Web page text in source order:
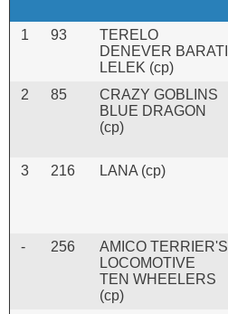
1 93
TERELO
DENEVER BARATI
LELEK (cp)
2 85
CRAZY GOBLINS
BLUE DRAGON
(cp)
3
216 LANA (cp)
-
256
AMICO TERRIER'S
LOCOMOTIVE
TEN WHEELERS
(cp)